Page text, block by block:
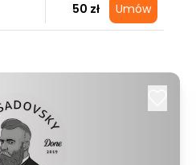
50 zł Umów